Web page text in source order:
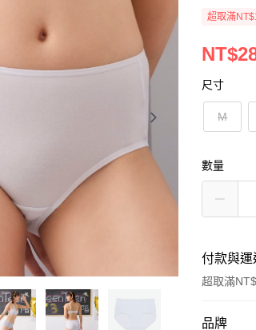
超取滿
尺寸
M
數量
付款與
超取滿
付款方式
品牌